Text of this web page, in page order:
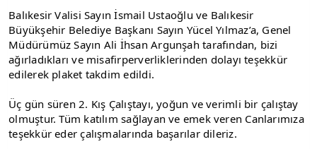
Balıkesir Valisi Sayın İsmail Ustaoğlu ve Balıkesir
Büyükşehir Belediye Başkanı Sayın Yücel Yılmaz’a, Genel
Müdürümüz Sayın Ali İhsan Argunşah tarafından, bizi
ağırladıkları ve misafirperverliklerinden dolayı teşekkür
edilerek plaket takdim edildi.
Üç gün süren 2. Kış Çalıştayı, yoğun ve verimli bir çalıştay
olmuştur. Tüm katılım sağlayan ve emek veren Canlarımıza
teşekkür eder çalışmalarında başarılar dileriz.